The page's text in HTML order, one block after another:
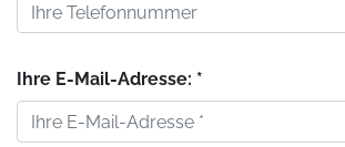
Ihre E-Mail-Adresse: *